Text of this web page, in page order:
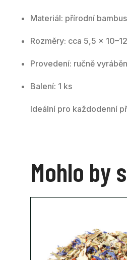
Materiál: přírodní
Rozměry: cca 5,5 ×
Provedení: ručně
Balení: 1 ks
Ideální pro každodenní
Mohlo by